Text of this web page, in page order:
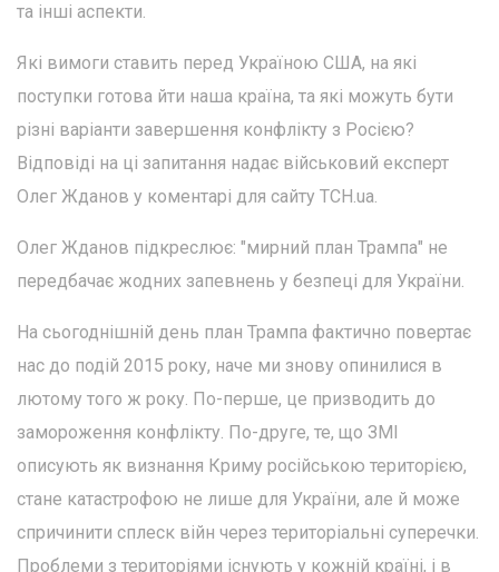
та інші аспекти.
Які вимоги ставить перед Україною США, на які
поступки готова йти наша країна, та які можуть бути
різні варіанти завершення конфлікту з Росією?
Відповіді на ці запитання надає військовий експерт
Олег Жданов у коментарі для сайту ТСН.ua.
Олег Жданов підкреслює: "мирний план Трампа" не
передбачає жодних запевнень у безпеці для України.
На сьогоднішній день план Трампа фактично повертає
нас до подій 2015 року, наче ми знову опинилися в
лютому того ж року. По-перше, це призводить до
замороження конфлікту. По-друге, те, що ЗМІ
описують як визнання Криму російською територією,
стане катастрофою не лише для України, але й може
спричинити сплеск війн через територіальні суперечки.
Проблеми з територіями існують у кожній країні, і в